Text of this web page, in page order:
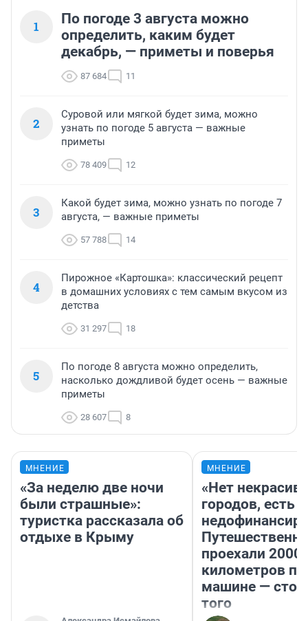
1
По погоде 3 августа можно
определить, каким будет
декабрь, — приметы и поверья
87 684 11
2
Суровой или мягкой будет зима, можно
узнать по погоде 5 августа — важные
приметы
78 409 12
3
Какой будет зима, можно узнать по погоде 7
августа, — важные приметы
57 788 14
4
Пирожное «Картошка»: классический рецепт
в домашних условиях с тем самым вкусом из
детства
31 297 18
5
По погоде 8 августа можно определить,
насколько дождливой будет осень — важные
приметы
28 607 8
МНЕНИЕ
«За неделю две ночи
были страшные»:
туристка рассказала об
отдыхе в Крыму
МНЕНИЕ
«Нет
городов, есть
проехали 2000
километров по
машине —
того